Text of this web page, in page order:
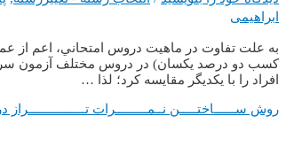
ابراهیمی
به علت تفاوت در ماهيت دروس امتحاني، اعم از
کسب دو درصد يکسان) در دروس مختلف آزمون
افراد را با يکديگر مقايسه کرد؛ لذا …
روش ســــــاختـــــن نــمـــــــــرات تــــــــــــــــراز